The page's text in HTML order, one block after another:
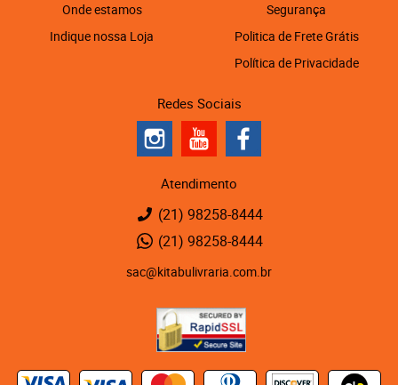
Onde estamos
Indique nossa Loja
Segurança
Politica de Frete Grátis
Política de Privacidade
Redes Sociais
Atendimento
(21) 98258-8444
(21) 98258-8444
sac@kitabulivraria.com.br